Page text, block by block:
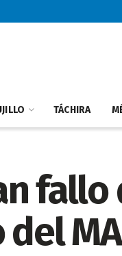
TÁCHIRA
fallo